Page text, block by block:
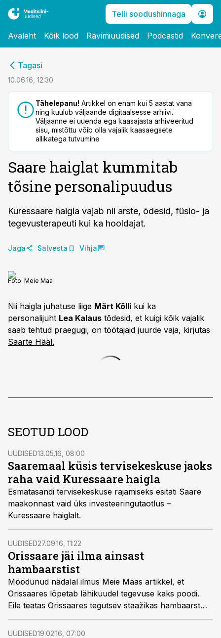
Telli soodushinnaga
Avaleht Kõik lood Ravimiuudised Podcastid
Tagasi
10.06.16, 12:30
Tähelepanu! Artikkel on enam kui 5 aastat vana
ning kuulub väljaande digitaalsesse arhiivi.
Väljaanne ei uuenda ega kaasajasta arhiveeritud
sisu, mistõttu võib olla vajalik kaasaegsete
allikatega tutvumine
Saare haiglat kummitab
tõsine personalipuudus
Kuressaare haigla vajab nii arste, õdesid, füsio- ja
tegevusterapeuti kui ka hooldajat.
Jaga Salvesta Vihja
Foto: Meie Maa
Nii haigla juhatuse liige Märt Kõlli kui ka
personalijuht Lea Kalaus tõdesid, et kuigi kõik vajalik
saab tehtud praegugi, on töötajaid juurde vaja, kirjutas
Saarte Hääl.
SEOTUD LOOD
UUDISED13.05.16, 08:00
Saaremaal küsis tervisekeskuse jaoks
raha vaid Kuressaare haigla
Esmatasandi tervisekeskuse rajamiseks esitati Saare
maakonnast vaid üks investeeringutaotlus –
Kuressaare haiglalt.
UUDISED27.09.16, 11:22
Orissaare jäi ilma ainsast
hambaarstist
Möödunud nädalal ilmus Meie Maas artikkel, et
Orissaares lõpetab lähikuudel tegevuse kaks poodi.
Eile teatas Orissaares tegutsev staažikas hambaarst
Terje Peedu, et läheb kahe kuu pärast pensionile ning
mantlipärijat tema sõnul silmapiiril ei ole.
UUDISED19.02.16, 07:00